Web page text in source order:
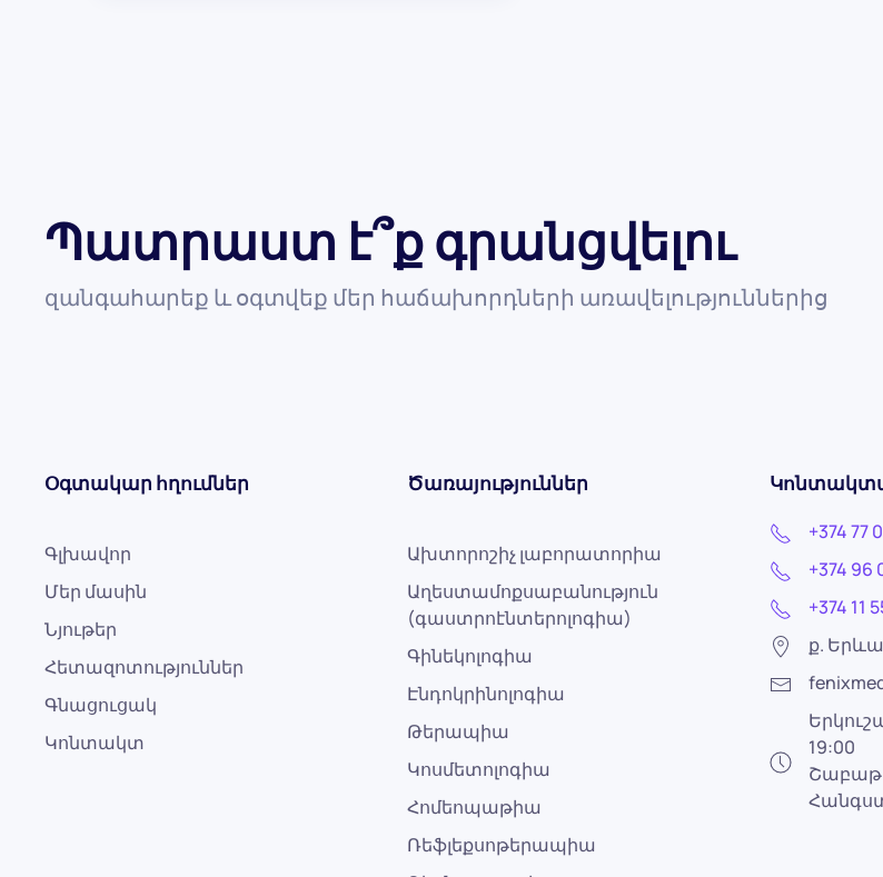
Պատրաստ է՞ք գրանցվելու
զանգահարեք և օգտվեք մեր հաճախորդների առավելություններից
Օգտակար հղումներ
Գլխավոր
Մեր մասին
Նյութեր
Հետազոտություններ
Գնացուցակ
Կոնտակտ
Ծառայություններ
Ախտորոշիչ լաբորատորիա
Աղեստամոքսաբանություն
(գաստրոէնտերոլոգիա)
Գինեկոլոգիա
Էնդոկրինոլոգիա
Թերապիա
Կոսմետոլոգիա
Հոմեոպաթիա
Ռեֆլեքսոթերապիա
+374 77
+374 96
+374 11
ք.
19:00
Շաբաթ